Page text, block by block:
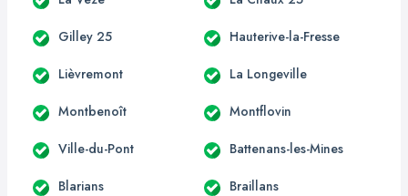
Gilley 25 Hauterive-la-Fresse
Lièvremont La Longeville
Montbenoît Montflovin
Ville-du-Pont Battenans-les-Mines
Blarians Braillans